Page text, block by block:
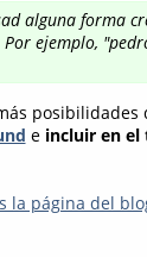
alguna forma
ejemplo,
posibilidades
e incluir en
la página del